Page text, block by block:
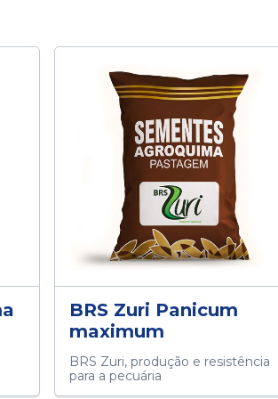
BRS Zuri Panicum
maximum
BRS Zuri, produção e resistência
para a pecuária